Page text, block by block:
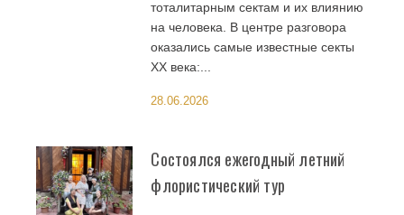
тоталитарным сектам и их влиянию
на человека. В центре разговора
оказались самые известные секты
XX века:...
28.06.2026
Состоялся ежегодный летний
флористический тур